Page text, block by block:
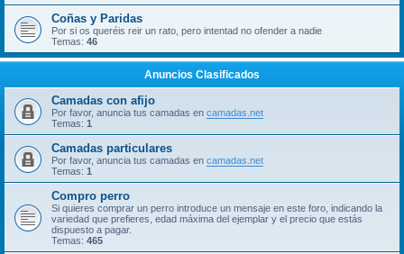
Coñas y Paridas
Por si os queréis reir un rato, pero intentad no ofender a nadie
Temas: 46
Anuncios Clasificados
Camadas con afijo
Por favor, anuncia tus camadas en camadas.net
Temas: 1
Camadas particulares
Por favor, anuncia tus camadas en camadas.net
Temas: 1
Compro perro
Si quieres comprar un perro introduce un mensaje en este foro, indicando la
variedad que prefieres, edad máxima del ejemplar y el precio que estás
dispuesto a pagar.
Temas: 465